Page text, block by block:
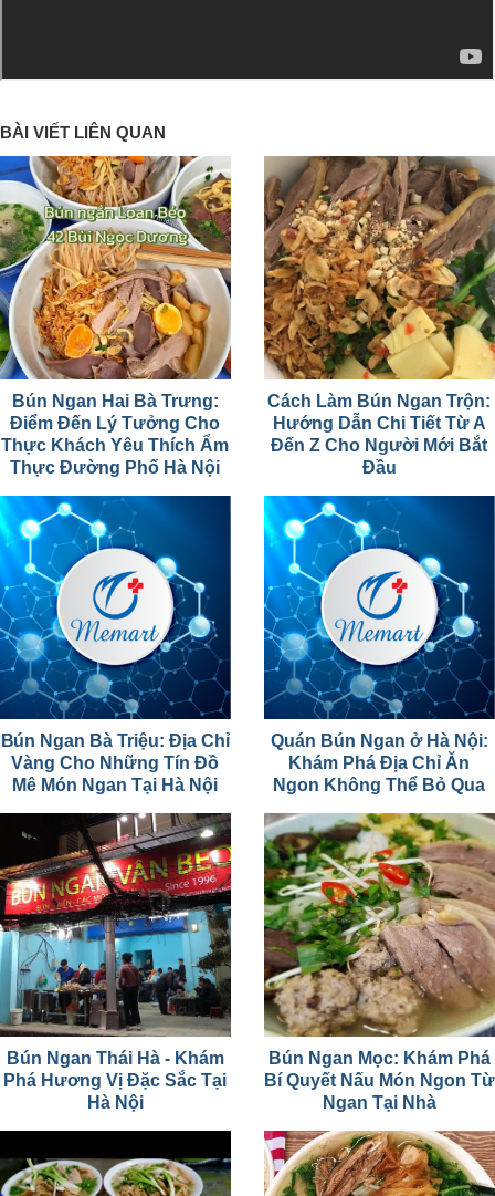
BÀI VIẾT LIÊN QUAN
Bún Ngan Hai Bà Trưng:
Điểm Đến Lý Tưởng Cho
Thực Khách Yêu Thích Ẩm
Thực Đường Phố Hà Nội
Cách Làm Bún Ngan Trộn:
Hướng Dẫn Chi Tiết Từ A
Đến Z Cho Người Mới Bắt
Đầu
Bún Ngan Bà Triệu: Địa Chỉ
Vàng Cho Những Tín Đồ
Mê Món Ngan Tại Hà Nội
Quán Bún Ngan ở Hà Nội:
Khám Phá Địa Chỉ Ăn
Ngon Không Thể Bỏ Qua
Bún Ngan Thái Hà - Khám
Phá Hương Vị Đặc Sắc Tại
Hà Nội
Bún Ngan Mọc: Khám Phá
Bí Quyết Nấu Món Ngon Từ
Ngan Tại Nhà